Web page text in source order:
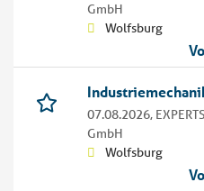
GmbH
Wolfsburg
07.08.2026,
GmbH
Wolfsburg